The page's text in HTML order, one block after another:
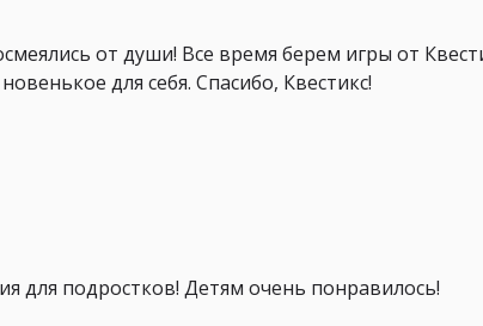
от души! Все время берем игры от
для себя. Спасибо, Квестикс!
для подростков! Детям очень понравилось!